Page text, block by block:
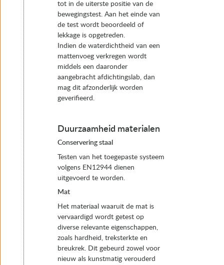
tot in de uiterste positie van de
bewegingstest. Aan het einde van
de test wordt beoordeeld of
lekkage is opgetreden.
Indien de waterdichtheid van een
mattenvoeg verkregen wordt
middels een daaronder
aangebracht afdichtingslab, dan
mag dit afzonderlijk worden
geverifieerd.
Duurzaamheid materialen
Conservering staal
Testen van het toegepaste systeem
volgens EN12944 dienen
uitgevoerd te worden.
Mat
Het materiaal waaruit de mat is
vervaardigd wordt getest op
diverse relevante eigenschappen,
zoals hardheid, treksterkte en
breukrek. Dit gebeurd zowel voor
nieuw als kunstmatig verouderd